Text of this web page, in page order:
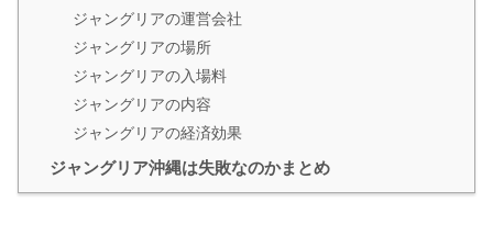
ジャングリアの運営会社
ジャングリアの場所
ジャングリアの入場料
ジャングリアの内容
ジャングリアの経済効果
ジャングリア沖縄は失敗なのかまとめ